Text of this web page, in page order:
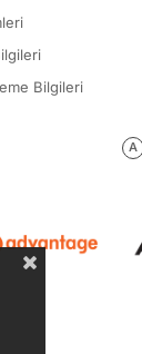
Bilgileri
A